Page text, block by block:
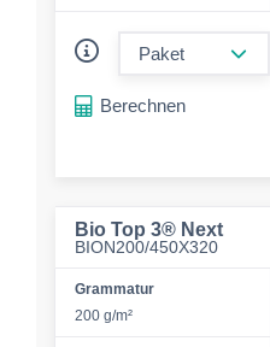
Berechnen
Bio Top 3® Next
BION200/450X320
Grammatur
200 g/m²